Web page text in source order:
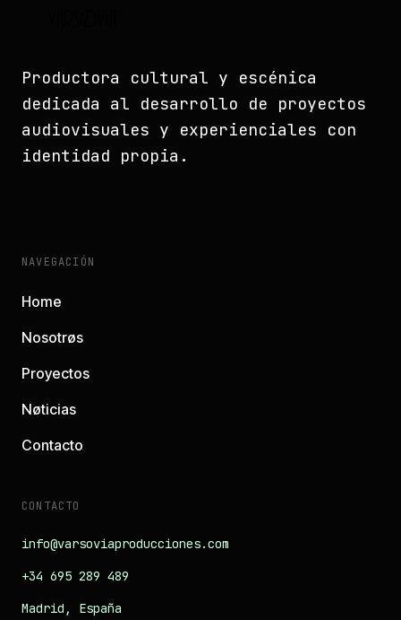
Productora cultural y escénica
dedicada al desarrollo de proyectos
audiovisuales y experienciales con
identidad propia.
NAVEGACIÓN
Home
Nosotrøs
Proyectos
Nøticias
Contacto
CONTACTO
info@varsoviaproducciones.com
+34 695 289 489
Madrid, España